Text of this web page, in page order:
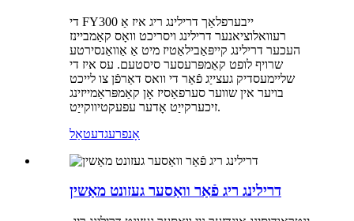
די FY300 ייבערפלאַך דרילינג ריג איז אַ
רעוואלוציאנער דרילינג ויסריכט וואָס קאַמביינז
העכער דרילינג קייפּאַבילאַטיז מיט אַ אַוואַנסירטע
שרויף לופט קאַמפּרעסער סיסטעם. עס איז די
שליימעסדיק געצייַג פֿאַר די וואס דאַרפֿן צו לייכט
בויער אין שווער סערפאַסיז אָן קאַמפּראַמייזינג
זיכערקייַט אָדער עפעקטיווקייַט.
אָנפרעגדעטאַל
דרילינג ריג פֿאַר וואַסער געזונט מאַשין